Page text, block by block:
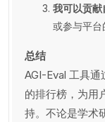
我可以贡献
或参与平台
总结
AGI-Eval 工具
的排行榜，为用
持。不论是学术